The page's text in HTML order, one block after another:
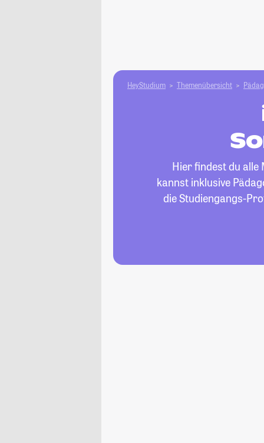
HeyStudium Themenübersicht
Hier findest du
kannst inklusive
die Studiengangs-